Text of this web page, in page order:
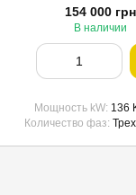
154 000 грн
В наличии
Мощность kW 136
Количество фаз